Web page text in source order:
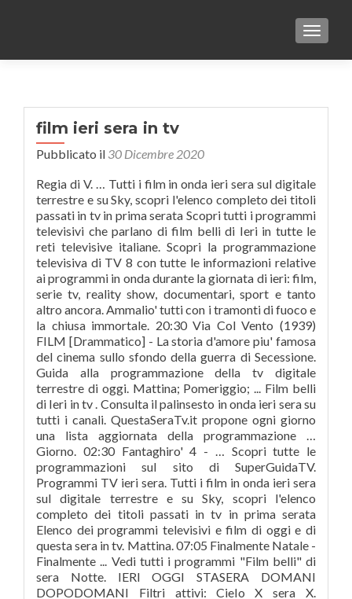
film ieri sera in tv
Pubblicato il 30 Dicembre 2020
Regia di V. … Tutti i film in onda ieri sera sul digitale
terrestre e su Sky, scopri l'elenco completo dei titoli
passati in tv in prima serata Scopri tutti i programmi
televisivi che parlano di film belli di Ieri in tutte le
reti televisive italiane. Scopri la programmazione
televisiva di TV 8 con tutte le informazioni relative
ai programmi in onda durante la giornata di ieri: film,
serie tv, reality show, documentari, sport e tanto
altro ancora. Ammalio' tutti con i tramonti di fuoco e
la chiusa immortale. 20:30 Via Col Vento (1939)
FILM [Drammatico] - La storia d'amore piu' famosa
del cinema sullo sfondo della guerra di Secessione.
Guida alla programmazione della tv digitale
terrestre di oggi. Mattina; Pomeriggio; ... Film belli
di Ieri in tv . Consulta il palinsesto in onda ieri sera su
tutti i canali. QuestaSeraTv.it propone ogni giorno
una lista aggiornata della programmazione …
Giorno. 02:30 Fantaghiro' 4 - … Scopri tutte le
programmazioni sul sito di SuperGuidaTV.
Programmi TV ieri sera. Tutti i film in onda ieri sera
sul digitale terrestre e su Sky, scopri l'elenco
completo dei titoli passati in tv in prima serata
Elenco dei programmi televisivi e film di oggi e di
questa sera in tv. Mattina. 07:05 Finalmente Natale -
Finalmente ... Vedi tutti i programmi "Film belli" di
sera Notte. IERI OGGI STASERA DOMANI
DOPODOMANI Filtri attivi: Cielo X sera X.